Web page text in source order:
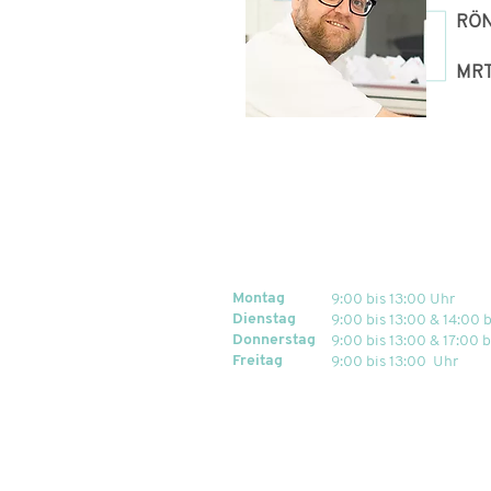
Montag
Dienstag
Donnerstag
Freitag
9:00 bis 13:00 Uhr
9:00 bis 13:00 & 14:00
9:00 bis 13:00 & 17:00
9:00 bis 13:00 Uhr